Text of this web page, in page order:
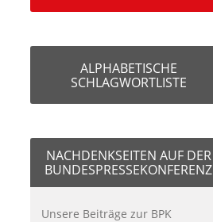
ALPHABETISCHE
SCHLAGWORTLISTE
NACHDENKSEITEN AUF DER
BUNDESPRESSEKONFERENZ
Unsere Beiträge zur BPK